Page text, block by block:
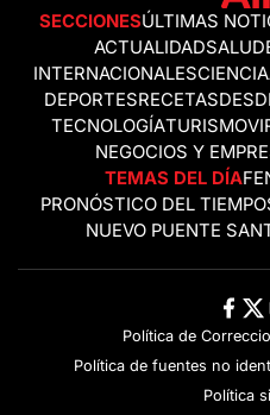
SECCIONESÚLTIMAS
ACTUALIDADSALUD
INTERNACIONALESCIENCIA
DEPORTESRECETAS
TECNOLOGÍATURISMO
NEGOCIOS Y
TEMAS DEL DÍA
PRONÓSTICO DEL TIEMPO
NUEVO PUENTE
Política de
Política de fuentes no
Política